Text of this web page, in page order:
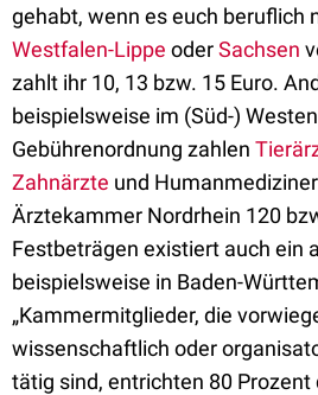
gehabt, wenn es euch beruflich
Westfalen-Lippe oderSachsen
zahlt ihr 10, 13 bzw. 15 Euro.
beispielsweise im (Süd-)
Gebührenordnung zahlen
Zahnärzte und
Ärztekammer Nordrhein 120
Festbeträgen existiert auch ein
beispielsweise in Baden-
„Kammermitglieder, die
wissenschaftlich oder
tätig sind, entrichten 80 Prozent